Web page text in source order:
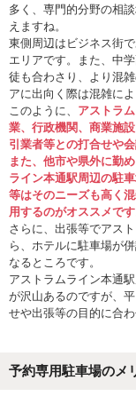
多く、専門的分野の相
えますね。
東側周辺はビジネス街
エリアです。また、中
徒も合わさり、より混
アに出向く際は混雑に
このように、 アストラ
業、行政機関、商業施
引業者等との打合せや
また、他市や県外に勤
ライン本通駅周辺の駐
等はそのニーズも高く
用するのがオススメです
さらに、出張等でアス
ら、ホテルに駐車場が
なるところです。
アストラムライン本通
が沢山あるのですが、
せや出張等の目的に合
予約専用駐車場のメ